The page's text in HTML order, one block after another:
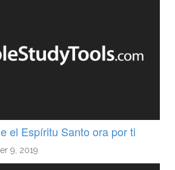
el Espíritu Santo ora por ti
9, 2019